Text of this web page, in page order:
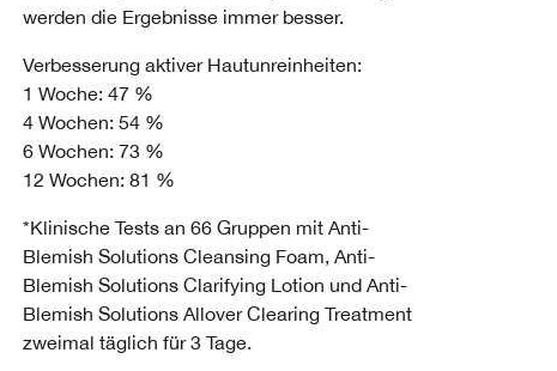
werden die Ergebnisse immer besser.
Verbesserung aktiver Hautunreinheiten:
1 Woche: 47 %
4 Wochen: 54 %
6 Wochen: 73 %
12 Wochen: 81 %
*Klinische Tests an 66 Gruppen mit Anti-
Blemish Solutions Cleansing Foam, Anti-
Blemish Solutions Clarifying Lotion und Anti-
Blemish Solutions Allover Clearing Treatment
zweimal täglich für 3 Tage.